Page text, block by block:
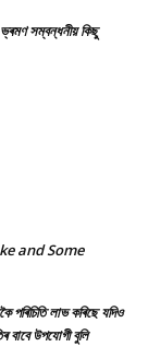
সম্বন্ধনীয় কিছু
and Some
লাভ কৰিছে যদিও
বাবে উপযোগী বুলি